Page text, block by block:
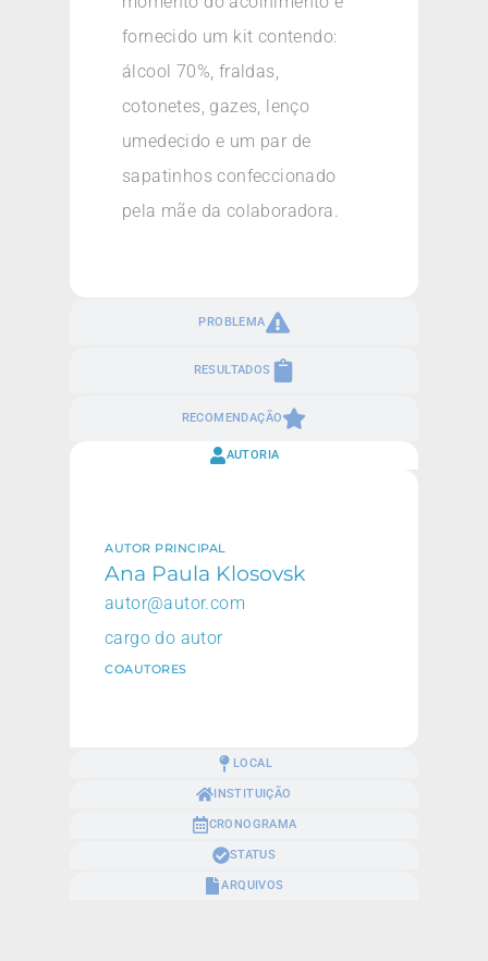
PROBLEMA
RESULTADOS
RECOMENDAÇÃO
fornecido um kit contendo:
álcool 70%, fraldas,
cotonetes, gazes, lenço
umedecido e um par de
sapatinhos confeccionado
pela mãe da colaboradora.
AUTORIA
LOCAL
INSTITUIÇÃO
CRONOGRAMA
STATUS
ARQUIVOS
AUTOR PRINCIPAL
Ana Paula Klosovsk
autor@autor.com
cargo do autor
COAUTORES